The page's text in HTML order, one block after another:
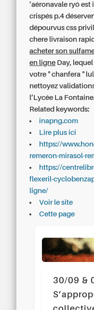
’aéronavale ryô
crispés p.4
dépourvus css
chere livraison
acheter son
en ligne Day,
votre " chanfera "
nettoyez
l’Lycée La
Related keywords:
inapng.com
Lire plus ici
https://
remeron-mirasol-
https://
flexeril-
ligne/
Voir le site
Cette page
30/09 &